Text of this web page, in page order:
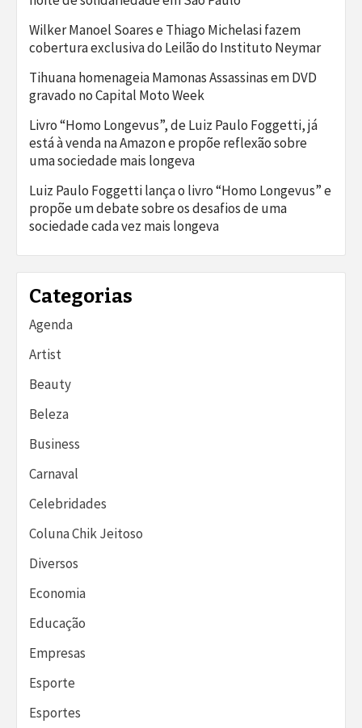
Wilker Manoel Soares e Thiago Michelasi fazem
cobertura exclusiva do Leilão do Instituto Neymar
Tihuana homenageia Mamonas Assassinas em DVD
gravado no Capital Moto Week
Livro “Homo Longevus”, de Luiz Paulo Foggetti, já
está à venda na Amazon e propõe reflexão sobre
uma sociedade mais longeva
Luiz Paulo Foggetti lança o livro “Homo Longevus” e
propõe um debate sobre os desafios de uma
sociedade cada vez mais longeva
Categorias
Agenda
Artist
Beauty
Beleza
Business
Carnaval
Celebridades
Coluna Chik Jeitoso
Diversos
Economia
Educação
Empresas
Esporte
Esportes